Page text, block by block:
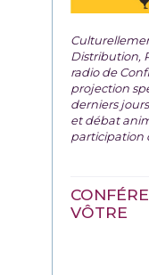
Distribution,
radio de
projection
derniers
et débat
participation
VÔTRE